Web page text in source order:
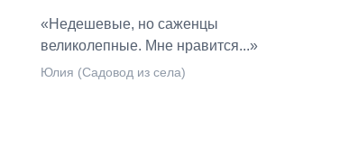
«Недешевые, но саженцы
великолепные. Мне нравится...»
Юлия (Садовод из села)